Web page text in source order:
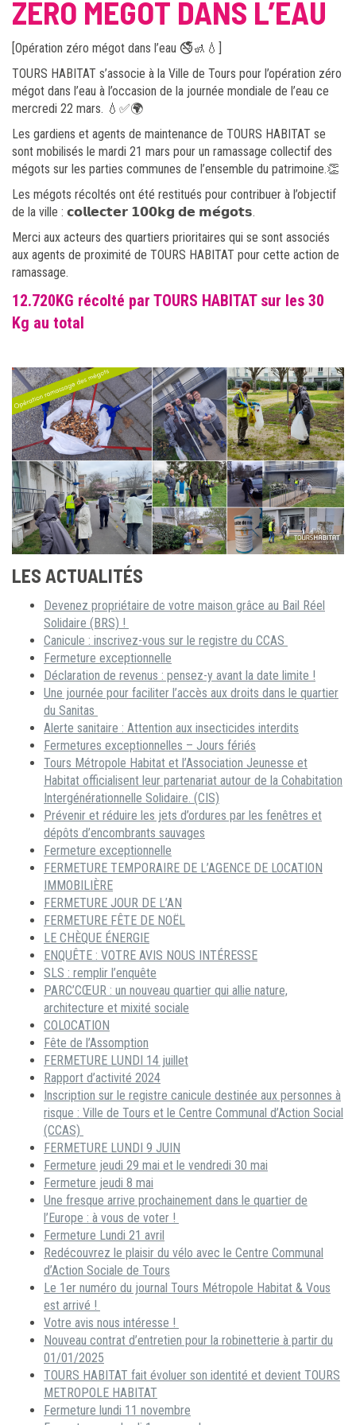
ZÉRO MÉGOT DANS L’EAU
[Opération zéro mégot dans l’eau 🚭🚮💧]
TOURS HABITAT s’associe à la Ville de Tours pour l’opération zéro
mégot dans l’eau à l’occasion de la journée mondiale de l’eau ce
mercredi 22 mars. 💧✅🌍
Les gardiens et agents de maintenance de TOURS HABITAT se
sont mobilisés le mardi 21 mars pour un ramassage collectif des
mégots sur les parties communes de l’ensemble du patrimoine.👏
Les mégots récoltés ont été restitués pour contribuer à l’objectif
de la ville : 𝗰𝗼𝗹𝗹𝗲𝗰𝘁𝗲𝗿 𝟭𝟬𝟬𝗸𝗴 𝗱𝗲 𝗺𝗲́𝗴𝗼𝘁𝘀.
Merci aux acteurs des quartiers prioritaires qui se sont associés
aux agents de proximité de TOURS HABITAT pour cette action de
ramassage.
12.720KG récolté par TOURS HABITAT sur les 30
Kg au total
LES ACTUALITÉS
Devenez propriétaire de votre maison grâce au Bail Réel
Solidaire (BRS) !
Canicule : inscrivez-vous sur le registre du CCAS
Fermeture exceptionnelle
Déclaration de revenus : pensez-y avant la date limite !
Une journée pour faciliter l’accès aux droits dans le quartier
du Sanitas
Alerte sanitaire : Attention aux insecticides interdits
Fermetures exceptionnelles – Jours fériés
Tours Métropole Habitat et l’Association Jeunesse et
Habitat officialisent leur partenariat autour de la Cohabitation
Intergénérationnelle Solidaire. (CIS)
Prévenir et réduire les jets d’ordures par les fenêtres et
dépôts d’encombrants sauvages
Fermeture exceptionnelle
FERMETURE TEMPORAIRE DE L’AGENCE DE LOCATION
IMMOBILIÈRE
FERMETURE JOUR DE L’AN
FERMETURE FÊTE DE NOËL
LE CHÈQUE ÉNERGIE
ENQUÊTE : VOTRE AVIS NOUS INTÉRESSE
SLS : remplir l’enquête
PARC’CŒUR : un nouveau quartier qui allie nature,
architecture et mixité sociale
COLOCATION
Fête de l’Assomption
FERMETURE LUNDI 14 juillet
Rapport d’activité 2024
Inscription sur le registre canicule destinée aux personnes à
risque : Ville de Tours et le Centre Communal d’Action Social
(CCAS)
FERMETURE LUNDI 9 JUIN
Fermeture jeudi 29 mai et le vendredi 30 mai
Fermeture jeudi 8 mai
Une fresque arrive prochainement dans le quartier de
l’Europe : à vous de voter !
Fermeture Lundi 21 avril
Redécouvrez le plaisir du vélo avec le Centre Communal
d’Action Sociale de Tours
Le 1er numéro du journal Tours Métropole Habitat & Vous
est arrivé !
Votre avis nous intéresse !
Nouveau contrat d’entretien pour la robinetterie à partir du
01/01/2025
TOURS HABITAT fait évoluer son identité et devient TOURS
METROPOLE HABITAT
Fermeture lundi 11 novembre